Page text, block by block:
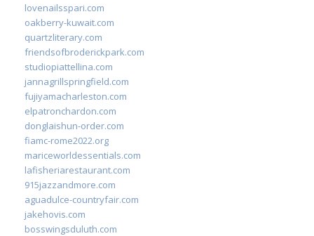
lovenailsspari.com
oakberry-kuwait.com
quartzliterary.com
friendsofbroderickpark.com
studiopiattellina.com
jannagrillspringfield.com
fujiyamacharleston.com
elpatronchardon.com
donglaishun-order.com
fiamc-rome2022.org
mariceworldessentials.com
lafisheriarestaurant.com
915jazzandmore.com
aguadulce-countryfair.com
jakehovis.com
bosswingsduluth.com